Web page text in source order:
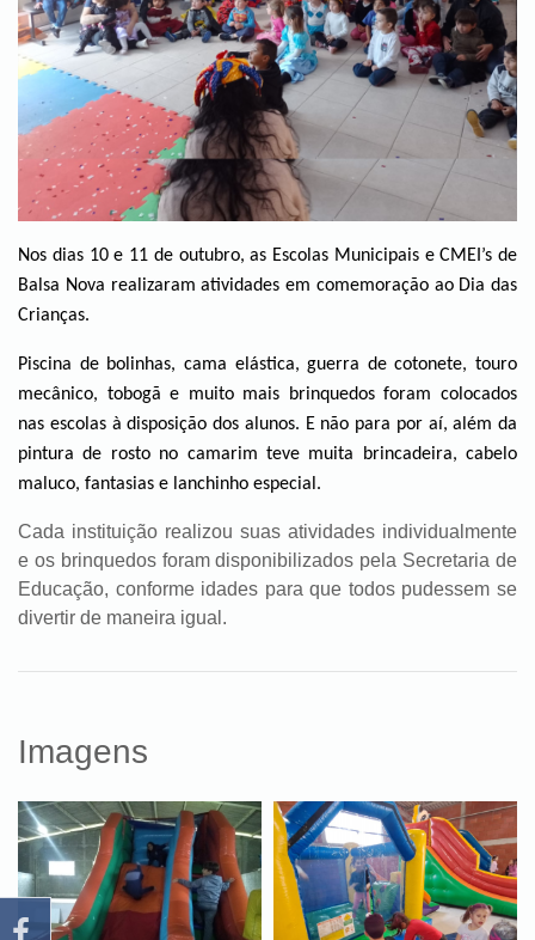
Nos dias 10 e 11 de outubro, as Escolas Municipais e CMEI’s de
Balsa Nova realizaram atividades em comemoração ao Dia das
Crianças.
Piscina de bolinhas, cama elástica, guerra de cotonete, touro
mecânico, tobogã e muito mais brinquedos foram colocados
nas escolas à disposição dos alunos. E não para por aí, além da
pintura de rosto no camarim teve muita brincadeira, cabelo
maluco, fantasias e lanchinho especial.
Cada instituição realizou suas atividades individualmente
e os brinquedos foram disponibilizados pela Secretaria de
Educação, conforme idades para que todos pudessem se
divertir de maneira igual.
Imagens